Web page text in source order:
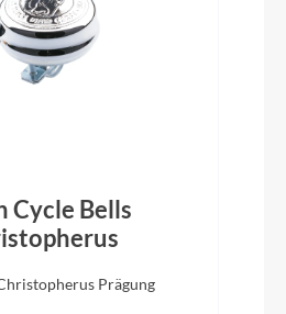
Cycle Bells
Prägung